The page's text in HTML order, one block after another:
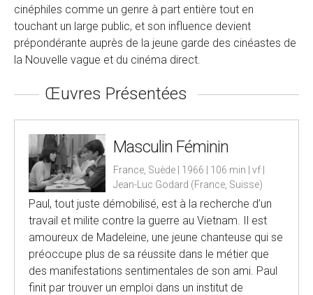
cinéphiles comme un genre à part entière tout en
touchant un large public, et son influence devient
prépondérante auprès de la jeune garde des cinéastes de
la Nouvelle vague et du cinéma direct.
Œuvres Présentées
Masculin Féminin
France, Suède | 1966 | 106 min | vf |
Jean-Luc Godard (France, Suisse)
Paul, tout juste démobilisé, est à la recherche d’un
travail et milite contre la guerre au Vietnam. Il est
amoureux de Madeleine, une jeune chanteuse qui se
préoccupe plus de sa réussite dans le métier que
des manifestations sentimentales de son ami. Paul
finit par trouver un emploi dans un institut de